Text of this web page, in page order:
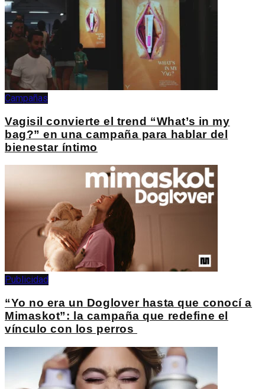
Campañas
Vagisil convierte el trend “What’s in my
bag?” en una campaña para hablar del
bienestar íntimo
Publicidad
“Yo no era un Doglover hasta que conocí a
Mimaskot”: la campaña que redefine el
vínculo con los perros